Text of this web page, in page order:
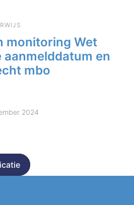
monitoring Wet
en
mbo
2024